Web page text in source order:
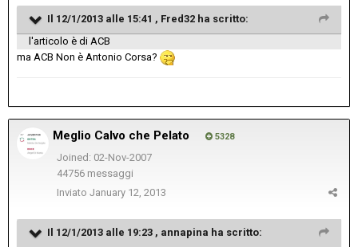
Il 12/1/2013 alle 15:41 , Fred32 ha scritto:
l'articolo è di ACB
ma ACB Non è Antonio Corsa?
Meglio Calvo che Pelato 5328
Joined: 02-Nov-2007
44756 messaggi
Inviato January 12, 2013
Il 12/1/2013 alle 19:23 , annapina ha scritto: